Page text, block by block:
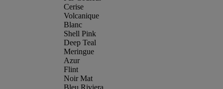
Cerise
Volcanique
Blanc
Shell Pink
Deep Teal
Meringue
Azur
Flint
Noir Mat
Bleu Riviera